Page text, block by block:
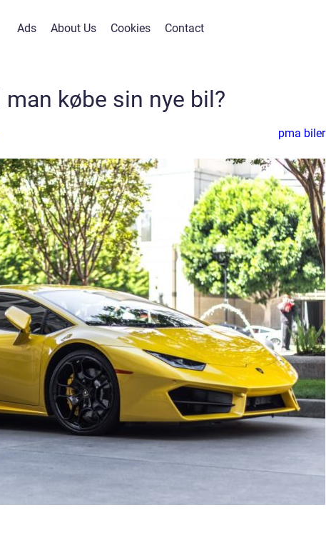
Ads About Us Cookies Contact
man købe sin nye bil?
pma biler